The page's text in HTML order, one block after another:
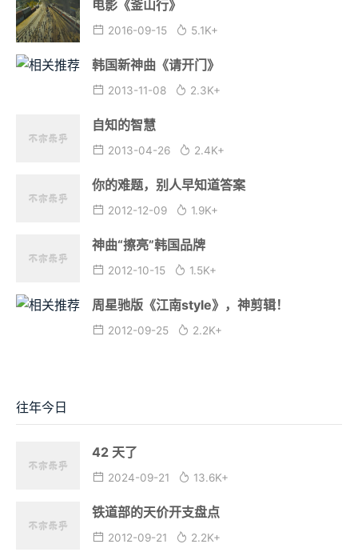
电影《釜山行》
2016-09-15 5.1K+
韩国新神曲《请开门》
2013-11-08 2.3K+
自知的智慧
2013-04-26 2.4K+
你的难题，别人早知道答案
2012-12-09 1.9K+
神曲“擦亮”韩国品牌
2012-10-15 1.5K+
周星驰版《江南style》，神剪辑！
2012-09-25 2.2K+
往年今日
42 天了
2024-09-21 13.6K+
铁道部的天价开支盘点
2012-09-21 2.2K+